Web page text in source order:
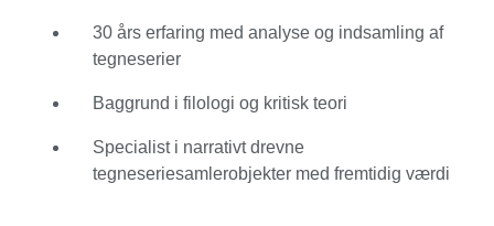
samtidig med at de præger populærkulturen. Udover
stand og graduering vurderer Alfonso narrativ styrke,
skaberens indflydelse og langsigtet kulturel relevans.
erfaring fra at drive en tegneseriebutik giver ham et
sjældent dobbeltperspektiv: både kritisk og kommercielt.
30 års erfaring med analyse og indsamling af
tegneserier
Baggrund i filologi og kritisk teori
Specialist i narrativt drevne
tegneseriesamlerobjekter med fremtidig værdi